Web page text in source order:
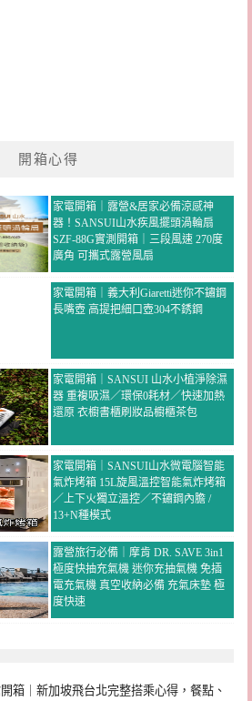
開箱心得
家電開箱｜露營&居家必備涼感神
器！SANSUI山水疾風擺頭渦輪扇
SZF-88G實測開箱｜三段風速 270度
廣角 可攜式露營風扇
家電開箱｜義大利Giaretti迷你不鏽鋼
長嘴壺 高提把細口壺304不銹鋼
家電開箱｜SANSUI 山水小植淨除濕
器 重複吸濕／環保0耗材／快速加熱
還原 衣櫥書櫃刷妝品櫥櫃茶包
家電開箱｜SANSUI山水微電腦智能
氣炸烤箱 15L旋風溫控智能氣炸烤箱
／上下火獨立溫控／不鏽鋼內膽 /
13+N種模式
露營旅行必備｜摩肯 DR. SAVE 3in1
極度快抽充氣機 迷你充抽氣機 免插
電充氣機 真空收納必備 充氣床墊 極
度快速
箱｜新加坡飛台北完整搭乘心得，餐點、